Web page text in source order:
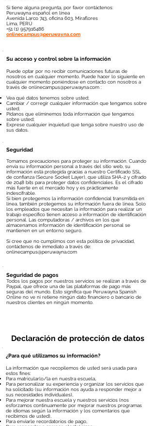
Si tiene alguna pregunta, por favor contáctenos:
Peruwayna español en línea
Avenida Larco 743, oficina 603, Miraflores
Lima, PERÚ
+51 (1) 957916486
onlinecampus@peruwayna.com
Su acceso y control sobre la información
Puede optar por no recibir comunicaciones futuras de
nosotros en cualquier momento. Puede hacer lo siguiente en
cualquier momento poniéndose en contacto con nosotros a
través de onlinecampus@peruwayna.com :
Vea qué datos tenemos sobre usted;
Cambiar / corregir cualquier información que tengamos sobre
usted;
Pídanos que eliminemos toda información que tengamos
sobre usted;
Exprese cualquier inquietud que tenga sobre nuestro uso de
sus datos.
Seguridad
Tomamos precauciones para proteger su información. Cuando
envía su información personal a través del sitio web, su
información está protegida gracias a nuestro Certificado SSL
de confianza (Secure Socket Layer), que utiliza SHA-2 y cifrado
de 2048 bits para proteger datos confidenciales. Es el cifrado
más fuerte en el mercado hoy y es prácticamente
indescifrable.
Si bien protegemos la información confidencial transmitida en
línea, también protegemos su información fuera de línea. Solo
los empleados que necesitan la información para realizar un
trabajo específico tienen acceso a información de identificación
personal. Las computadoras / archivos en los que
almacenamos información de identificación personal se
mantienen en un entorno seguro.
Si cree que no cumplimos con esta política de privacidad,
contáctenos de inmediato a través de:
onlinecampus@peruwayna.com
Seguridad de pagos
Todos los pagos por nuestros servicios se realizan a través de
Paypal, que ofrece una de las plataformas de pago más
seguras del mundo. Esto significa que Peruwayna Spanish
Online no ve ni retiene ningún dato financiero o bancario de
nuestros clientes en ningún momento.
Declaración de protección de datos
¿Para qué utilizamos su información?
La información que recopilemos de usted será usada para
estos fines:
Para matricularlo/la en nuestra escuela,
Para personalizar su experiencia y organizar los servicios que
ha solicitado (su información nos ayuda a responder mejor a
sus necesidades individuales),
Para mejorar nuestra escuela y nuestros servicios (nos
esforzamos continuamente por mejorar nuestros programas
de idiomas según la información y los comentarios que
recibimos de usted),
Para enviarle recordatorios de pago,